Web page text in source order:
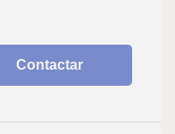
Contactar